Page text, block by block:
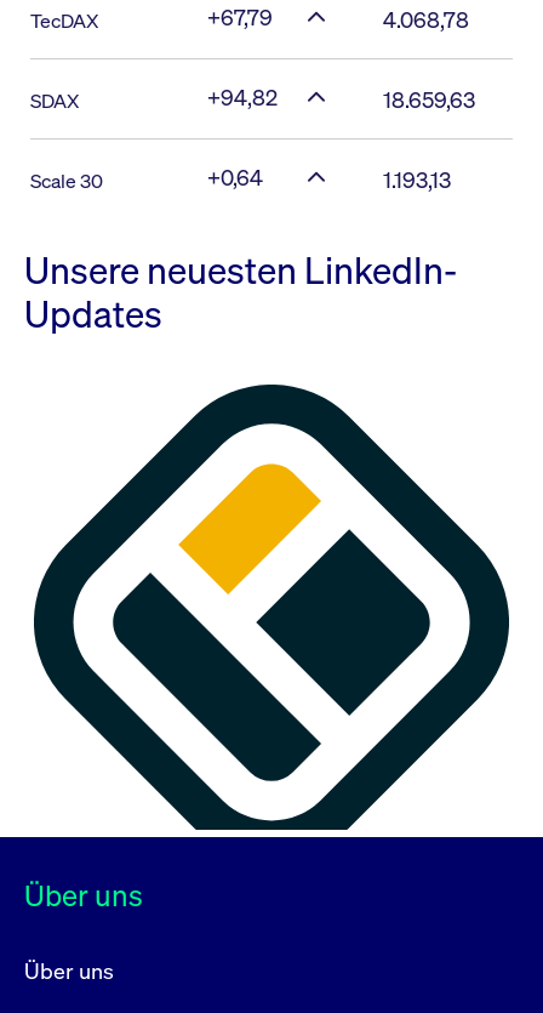
TecDAX +67,79 4.068,78
SDAX +94,82 18.659,63
Scale 30 +0,64 1.193,13
Unsere neuesten LinkedIn-
Updates
Über uns
Über uns